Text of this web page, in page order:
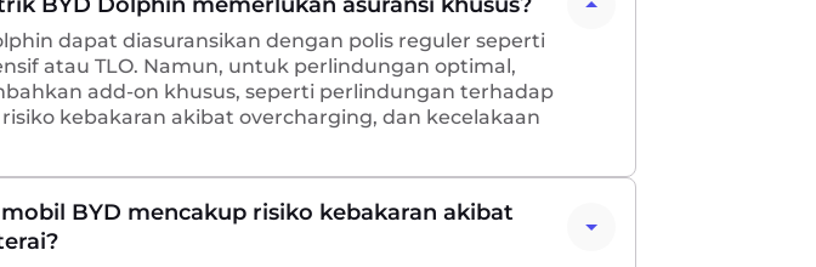
dapat diasuransikan dengan polis reguler seperti
atau TLO. Namun, untuk perlindungan optimal,
add-on khusus, seperti perlindungan terhadap
kebakaran akibat overcharging, dan kecelakaan
BYD mencakup risiko kebakaran akibat